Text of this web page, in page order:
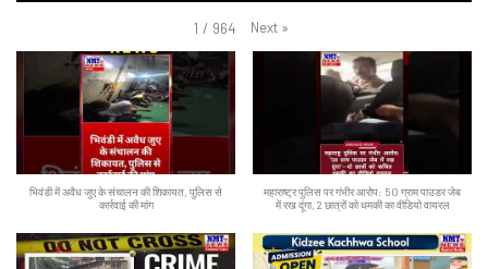
1 / 964 Next »
भिवंडी में अवैध जुए के संचालन की शिकायत, पुलिस से
कार्रवाई की मांग
महाराष्ट्र पुलिस पर गंभीर आरोप: 50 ग्राम पाउडर जेब
में रख दूंगा, 2 छात्रों को धमकी का वीडियो वायरल